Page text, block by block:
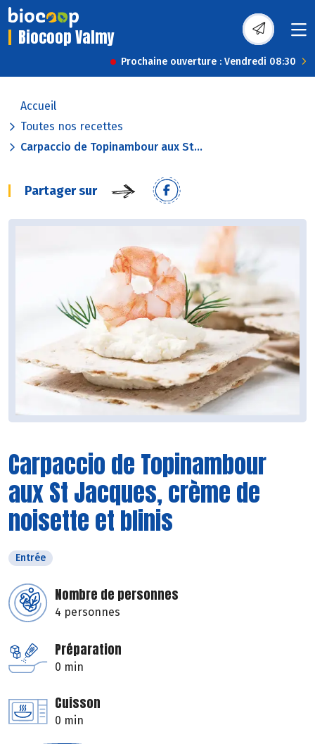
Biocoop Valmy
Prochaine ouverture : Vendredi 08:30
Accueil
Toutes nos recettes
Carpaccio de Topinambour aux St...
Partager sur
Carpaccio de Topinambour
aux St Jacques, crème de
noisette et blinis
Entrée
Nombre de personnes
4 personnes
Préparation
0 min
Cuisson
0 min